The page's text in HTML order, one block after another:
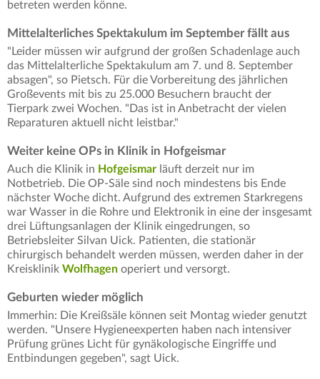
betreten werden könne.
Mittelalterliches Spektakulum im September fällt aus
"Leider müssen wir aufgrund der großen Schadenlage auch
das Mittelalterliche Spektakulum am 7. und 8. September
absagen", so Pietsch. Für die Vorbereitung des jährlichen
Großevents mit bis zu 25.000 Besuchern braucht der
Tierpark zwei Wochen. "Das ist in Anbetracht der vielen
Reparaturen aktuell nicht leistbar."
Weiter keine OPs in Klinik in Hofgeismar
Auch die Klinik in Hofgeismar läuft derzeit nur im
Notbetrieb. Die OP-Säle sind noch mindestens bis Ende
nächster Woche dicht. Aufgrund des extremen Starkregens
war Wasser in die Rohre und Elektronik in eine der insgesamt
drei Lüftungsanlagen der Klinik eingedrungen, so
Betriebsleiter Silvan Uick. Patienten, die stationär
chirurgisch behandelt werden müssen, werden daher in der
Kreisklinik Wolfhagen operiert und versorgt.
Geburten wieder möglich
Immerhin: Die Kreißsäle können seit Montag wieder genutzt
werden. "Unsere Hygieneexperten haben nach intensiver
Prüfung grünes Licht für gynäkologische Eingriffe und
Entbindungen gegeben", sagt Uick.